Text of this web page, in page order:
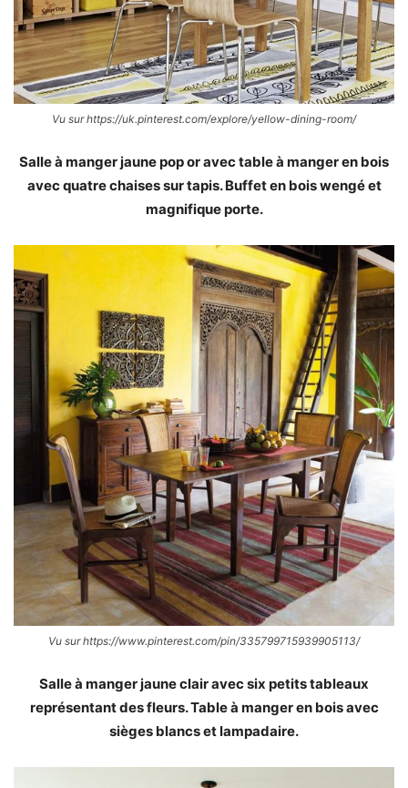
Vu sur https://uk.pinterest.com/explore/yellow-dining-room/
Salle à manger jaune pop or avec table à manger en bois
avec quatre chaises sur tapis. Buffet en bois wengé et
magnifique porte.
Vu sur https://www.pinterest.com/pin/335799715939905113/
Salle à manger jaune clair avec six petits tableaux
représentant des fleurs. Table à manger en bois avec
sièges blancs et lampadaire.